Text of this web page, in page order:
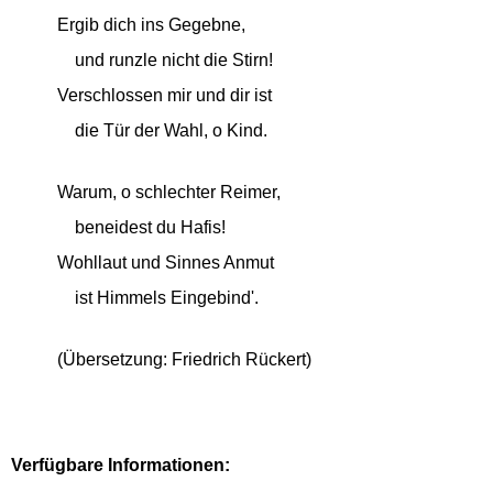
Ergib dich ins Gegebne,
und runzle nicht die Stirn!
Verschlossen mir und dir ist
die Tür der Wahl, o Kind.
Warum, o schlechter Reimer,
beneidest du Hafis!
Wohllaut und Sinnes Anmut
ist Himmels Eingebind'.
(Übersetzung: Friedrich Rückert)
Verfügbare Informationen: